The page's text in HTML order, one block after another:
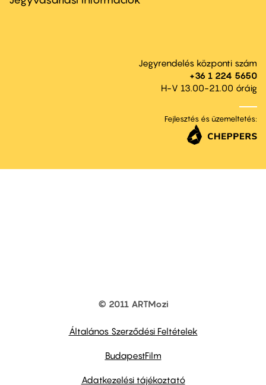
Jegyrendelés központi szám
+36 1 224 5650
H-V 13.00-21.00 óráig
Fejlesztés és üzemeltetés:
© 2011 ARTMozi
Általános Szerződési Feltételek
BudapestFilm
Adatkezelési tájékoztató